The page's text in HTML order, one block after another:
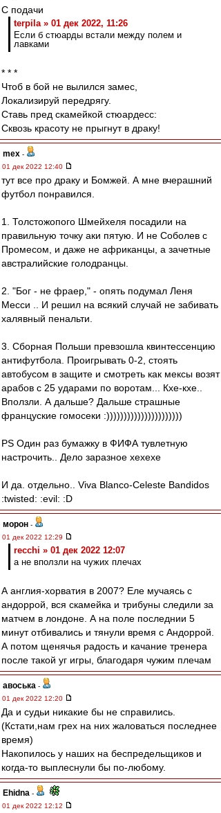
С подачи
terpila » 01 дек 2022, 11:26
Если б стюарды встали между полем и
лавками
* * *
Чтоб в бой не вылился замес,
Локализируй передрягу.
Ставь пред скамейкой стюардесс:
Сквозь красоту не прыгнут в драку!
mex -
01 дек 2022 12:40
тут все про драку и Бомжей. А мне вчерашний
футбол понравился.
1. Толстожопого Шмейхеля посадили на
правильную точку аки пятую. И не Соболев с
Промесом, и даже не африканцы, а зачетные
австралийские голодранцы.
2. "Бог - не фраер," - опять подумал Леня
Месси .. И решил на всякий случай не забивать
халявный пенальти.
3. Сборная Польши превзошла квинтессенцию
антифутбола. Проигрывать 0-2, стоять
автобусом в защите и смотреть как мексы возят
арабов с 25 ударами по воротам... Кхе-кхе..
Вползли. А дальше? Дальше страшные
француские гомосеки :))))))))))))))))))))))
PS Один раз бумажку в ФИФА тувлетную
настрочить.. Дело заразное хехехе
И да. отдельно.. Viva Blanco-Celeste Bandidos
:twisted: :evil: :D
морон -
01 дек 2022 12:29
recchi » 01 дек 2022 12:07
а не вползли на чужих плечах
А англия-хорватия в 2007? Еле мучаясь с
андоррой, вся скамейка и трибуны следили за
матчем в лондоне. А на поле последнии 5
минут отбивались и тянули время с Андоррой.
А потом щенячья радость и качание тренера
после такой уг игры, благодаря чужим плечам
авоська -
01 дек 2022 12:20
Да и судьи никакие бы не справились.
(Кстати,нам грех на них жаловаться последнее
время)
Накопилось у наших на беспредельщиков и
когда-то выплеснули бы по-любому.
Ehidna -
01 дек 2022 12:12